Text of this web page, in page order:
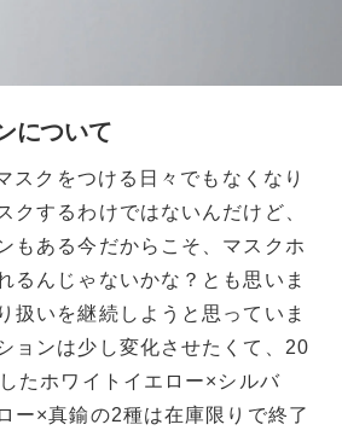
について
スクをつける日々でもなくなり
クするわけではないんだけど、
もある今だからこそ、マスクホ
るんじゃないかな？とも思いま
扱いを継続しようと思っていま
ョンは少し変化させたくて、20
たホワイトイエロー×シルバ
ー×真鍮の2種は在庫限りで終了